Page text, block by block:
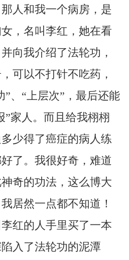
人和我一个病房，是
，名叫李红，她在看
向我介绍了法轮功，
可以不打针不吃药，
”、“上层次”，最后还能
”家人。而且给我栩栩
少得了癌症的病人练
了。我很好奇，难道
奇的功法，这么博大
居然一点都不知道！
红的人手里买了一本
陷入了法轮功的泥潭